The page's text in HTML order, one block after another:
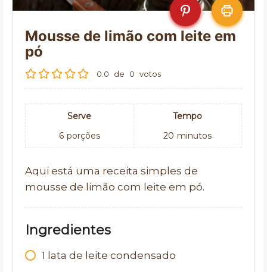
Mousse de limão com leite em
pó
0.0 de 0 votos
Serve
6 porções
Tempo
20 minutos
Aqui está uma receita simples de
mousse de limão com leite em pó.
Ingredientes
1 lata de leite condensado